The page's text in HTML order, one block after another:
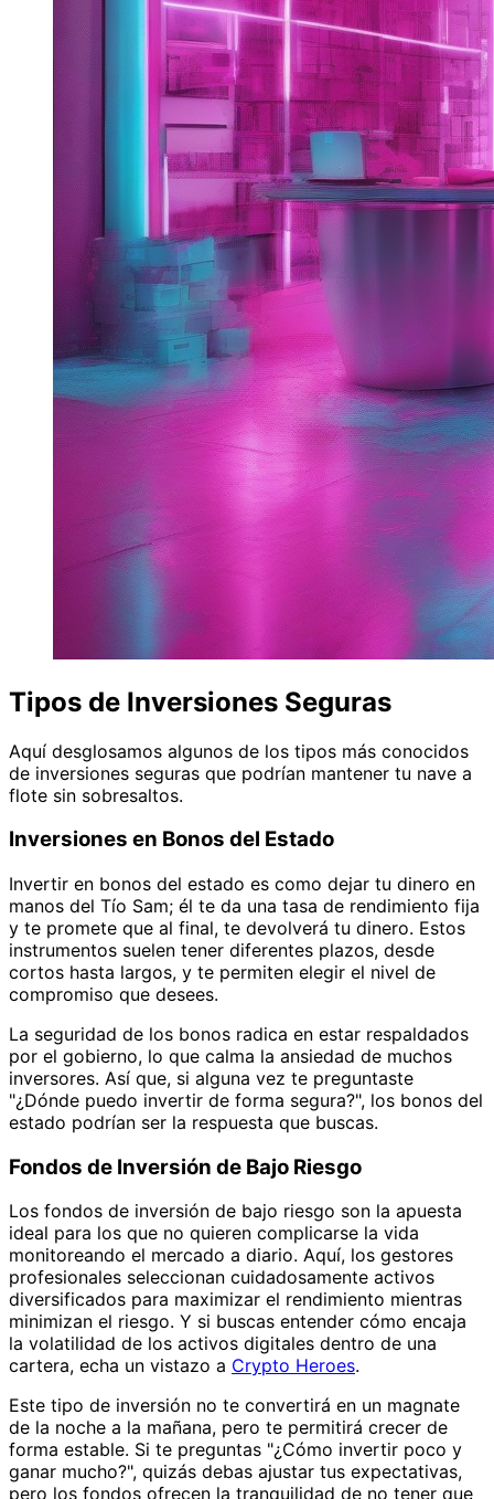
Tipos de Inversiones Seguras
Aquí desglosamos algunos de los tipos más conocidos
de inversiones seguras que podrían mantener tu nave a
flote sin sobresaltos.
Inversiones en Bonos del Estado
Invertir en bonos del estado es como dejar tu dinero en
manos del Tío Sam; él te da una tasa de rendimiento fija
y te promete que al final, te devolverá tu dinero. Estos
instrumentos suelen tener diferentes plazos, desde
cortos hasta largos, y te permiten elegir el nivel de
compromiso que desees.
La seguridad de los bonos radica en estar respaldados
por el gobierno, lo que calma la ansiedad de muchos
inversores. Así que, si alguna vez te preguntaste
"¿Dónde puedo invertir de forma segura?", los bonos del
estado podrían ser la respuesta que buscas.
Fondos de Inversión de Bajo Riesgo
Los fondos de inversión de bajo riesgo son la apuesta
ideal para los que no quieren complicarse la vida
monitoreando el mercado a diario. Aquí, los gestores
profesionales seleccionan cuidadosamente activos
diversificados para maximizar el rendimiento mientras
minimizan el riesgo. Y si buscas entender cómo encaja
la volatilidad de los activos digitales dentro de una
cartera, echa un vistazo a Crypto Heroes.
Este tipo de inversión no te convertirá en un magnate
de la noche a la mañana, pero te permitirá crecer de
forma estable. Si te preguntas "¿Cómo invertir poco y
ganar mucho?", quizás debas ajustar tus expectativas,
pero los fondos ofrecen la tranquilidad de no tener que